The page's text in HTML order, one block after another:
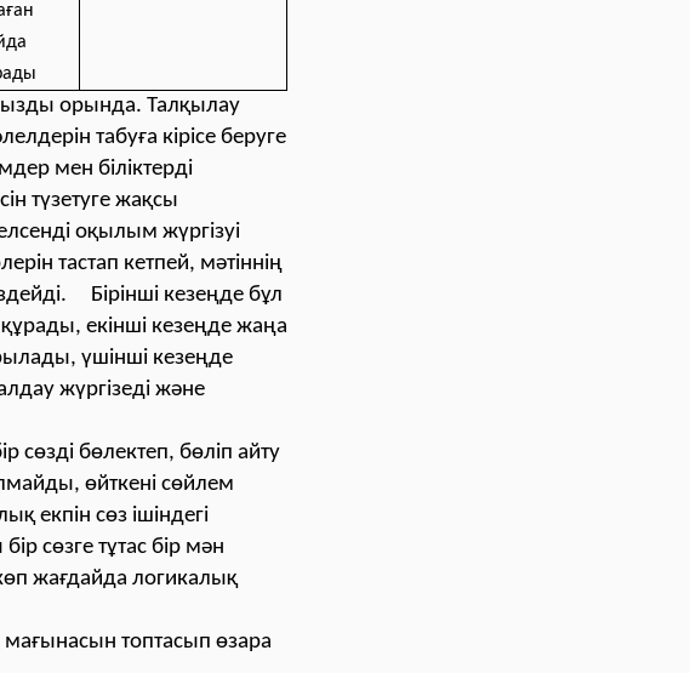
орында. Талқылау
табуға кірісе беруге
мен біліктерді
түзетуге жақсы
оқылым жүргізуі
тастап кетпей, мәтіннің
Бірінші кезеңде бұл
екінші кезеңде жаңа
үшінші кезеңде
жүргізеді және
сөзді бөлектеп, бөліп айту
өйткені сөйлем
екпін сөз ішіндегі
сөзге тұтас бір мән
жағдайда логикалық
мағынасын топтасып өзара